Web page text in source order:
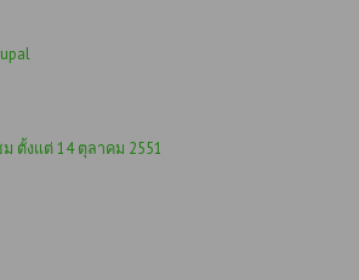
ตั้งแต่ 14 ตุลาคม 2551